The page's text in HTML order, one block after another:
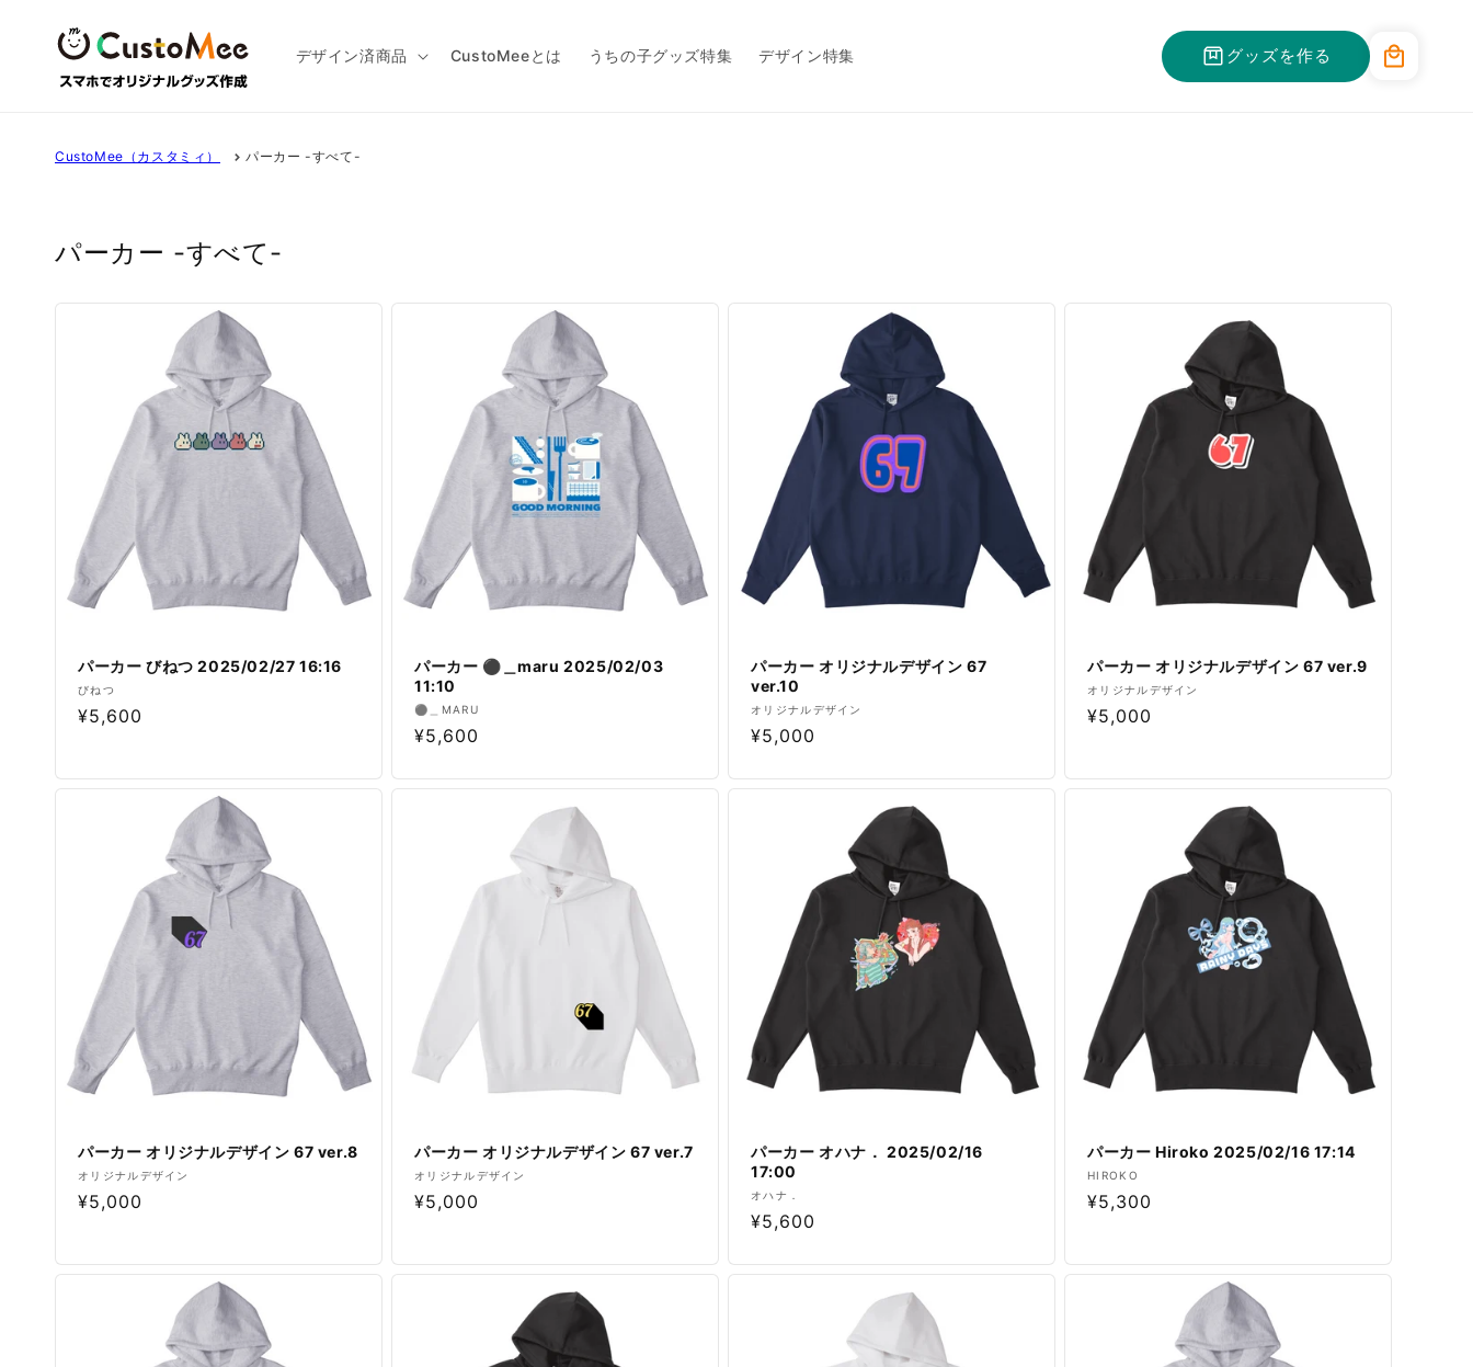
ンツに
進む
デザイン済商品 CustoMeeとは うちの子グッズ特集 デザイン特集 グッズを作る
ー
CustoMee（カスタミィ） パーカー -すべて-
パーカー -すべて-
パーカー びねつ 2025/02/27 16:16
販
売
びねつ
通
格
¥5,600
パーカー ⚫︎＿maru 2025/02/03
11:10
販
売
⚫︎＿MARU
通
価
¥5,600
パーカー オリジナルデザイン 67
ver.10
販
売
オリジナルデザイン
通
価
¥5,000
パーカー オリジナルデザイン 67 ver.9
販
売
オリジナルデザイン
通
格
¥5,000
パーカー オリジナルデザイン 67 ver.8
販
売
オリジナルデザイン
通
格
¥5,000
パーカー オリジナルデザイン 67 ver.7
販
売
オリジナルデザイン
通
格
¥5,000
パーカー オハナ． 2025/02/16
17:00
販
売
オハナ．
通
価
¥5,600
パーカー Hiroko 2025/02/16 17:14
販
売
HIROKO
通
格
¥5,300